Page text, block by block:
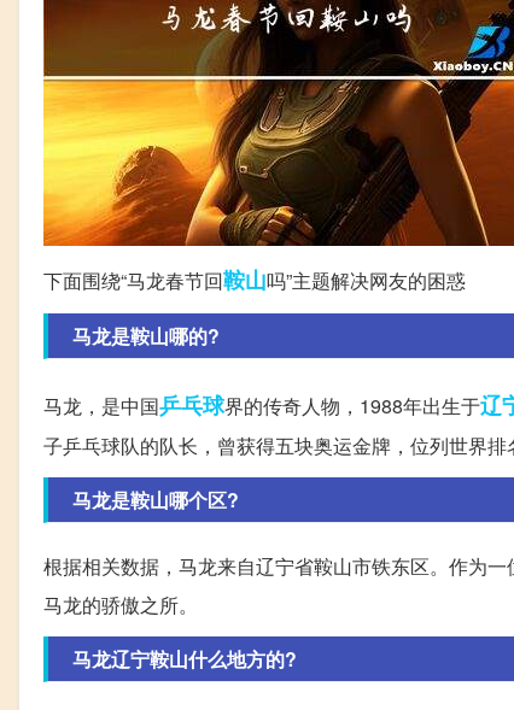
下面围绕“马龙春节回鞍山吗”主题解决网友的困惑
马龙是鞍山哪的?
马龙，是中国乒乓球界的传奇人物，1988年出生于辽
子乒乓球队的队长，曾获得五块奥运金牌，位列世界
马龙是鞍山哪个区?
根据相关数据，马龙来自辽宁省鞍山市铁东区。作为
马龙的骄傲之所。
马龙辽宁鞍山什么地方的?